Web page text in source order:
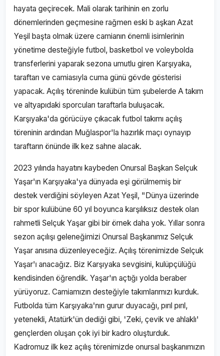
hayata geçirecek. Mali olarak tarihinin en zorlu
dönemlerinden geçmesine rağmen eski b aşkan Azat
Yeşil başta olmak üzere camianın önemli isimlerinin
yönetime desteğiyle futbol, basketbol ve voleybolda
transferlerini yaparak sezona umutlu giren Karşıyaka,
taraftarı ve camiasıyla cuma günü gövde gösterisi
yapacak. Açılış töreninde kulübün tüm şubelerde A takım
ve altyapıdaki sporcuları taraftarla buluşacak.
Karşıyaka'da görücüye çıkacak futbol takımı açılış
töreninin ardından Muğlaspor'la hazırlık maçı oynayıp
taraftarın önünde ilk kez sahne alacak.
2023 yılında hayatını kaybeden Onursal Başkan Selçuk
Yaşar'ın Karşıyaka'ya dünyada eşi görülmemiş bir
destek verdiğini söyleyen Azat Yeşil, "Dünya üzerinde
bir spor kulübüne 60 yıl boyunca karşılıksız destek olan
rahmetli Selçuk Yaşar gibi bir örnek daha yok. Yıllar sonra
sezon açılışı geleneğimizi Onursal Başkanımız Selçuk
Yaşar anısına düzenleyeceğiz. Açılış törenimizde Selçuk
Yaşar'ı anacağız. Biz Karşıyaka sevgisini, kulüpçülüğü
kendisinden öğrendik. Yaşar'ın açtığı yolda beraber
yürüyoruz. Camiamızın desteğiyle takımlarımızı kurduk.
Futbolda tüm Karşıyaka'nın gurur duyacağı, pırıl pırıl,
yetenekli, Atatürk'ün dediği gibi, 'Zeki, çevik ve ahlaklı'
gençlerden oluşan çok iyi bir kadro oluşturduk.
Kadromuz ilk kez açılış törenimizde onursal başkanımızın